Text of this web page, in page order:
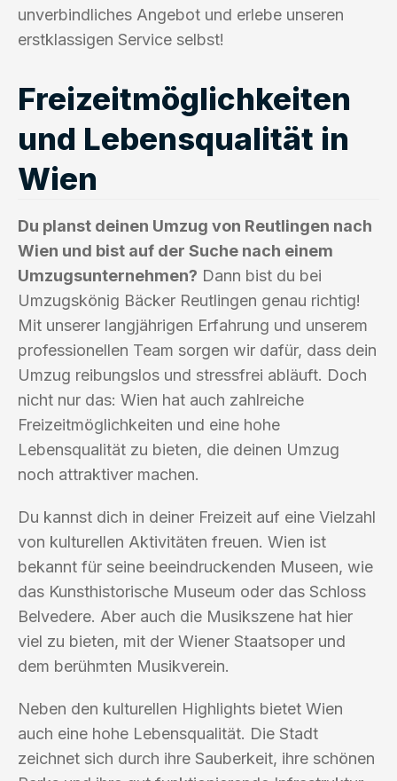
unverbindliches Angebot und erlebe unseren
erstklassigen Service selbst!
Freizeitmöglichkeiten
und Lebensqualität in
Wien
Du planst deinen Umzug von Reutlingen nach
Wien und bist auf der Suche nach einem
Umzugsunternehmen? Dann bist du bei
Umzugskönig Bäcker Reutlingen genau richtig!
Mit unserer langjährigen Erfahrung und unserem
professionellen Team sorgen wir dafür, dass dein
Umzug reibungslos und stressfrei abläuft. Doch
nicht nur das: Wien hat auch zahlreiche
Freizeitmöglichkeiten und eine hohe
Lebensqualität zu bieten, die deinen Umzug
noch attraktiver machen.
Du kannst dich in deiner Freizeit auf eine Vielzahl
von kulturellen Aktivitäten freuen. Wien ist
bekannt für seine beeindruckenden Museen, wie
das Kunsthistorische Museum oder das Schloss
Belvedere. Aber auch die Musikszene hat hier
viel zu bieten, mit der Wiener Staatsoper und
dem berühmten Musikverein.
Neben den kulturellen Highlights bietet Wien
auch eine hohe Lebensqualität. Die Stadt
zeichnet sich durch ihre Sauberkeit, ihre schönen